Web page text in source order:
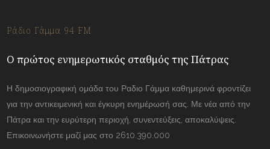
Ράδιο Γάμμα 94 FM
Ο πρώτος ενημερωτικός σταθμός της Πάτρας
Η δημοσιογραφική ομάδα του Ραδιο Γάμμα καθημερινά φροντίζει
για την αντικειμενική και έγκυρη ενημέρωσή σας. Με νέα από την
Πάτρα και την ευρύτερη περιοχή, συνεντεύξεις, αποκαλύψεις.
Επικοινωνήστε μαζί μας στο 2610.390.000